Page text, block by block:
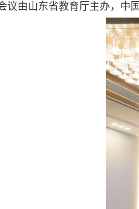
议由山东省教育厅主办，中